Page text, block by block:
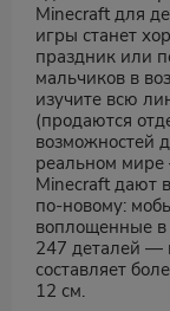
Minecraft для
игры станет
праздник или
мальчиков в
изучите всю
(продаются
возможностей
реальном
Minecraft дают
по-новому:
воплощенные в
247 деталей —
составляет
12 см.